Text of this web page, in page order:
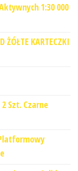
1:30 000
ŻÓŁTE KARTECZKI
Szt. Czarne